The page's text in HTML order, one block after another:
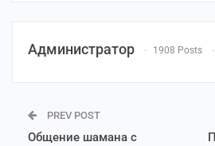
Администратор 1908 Posts
PREV POST
Общение шамана с